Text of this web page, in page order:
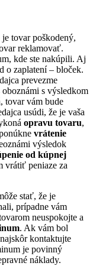
tovar poškodený,
reklamovať.
kde ste nakúpili. Aj
o zaplatení – bloček.
prevezme
s výsledkom
tovar vám bude
usúdi, že je vaša
opravu tovaru,
vrátenie
výsledok
od kúpnej
vrátiť peniaze za
stať, že je
prípadne vám
neuspokojte a
. Ak vám bol
kontaktujte
je povinný
náklady.